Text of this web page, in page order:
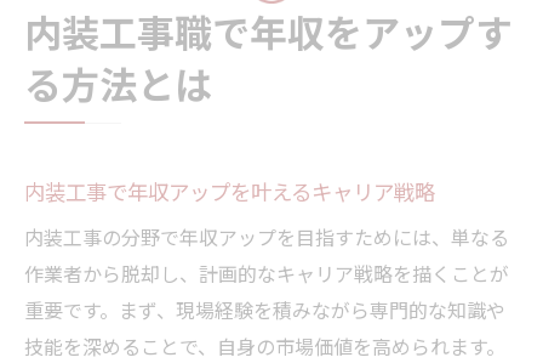
内装工事職で年収をアップす
る方法とは
内装工事で年収アップを叶えるキャリア戦略
内装工事の分野で年収アップを目指すためには、単なる
作業者から脱却し、計画的なキャリア戦略を描くことが
重要です。まず、現場経験を積みながら専門的な知識や
技能を深めることで、自身の市場価値を高められます。